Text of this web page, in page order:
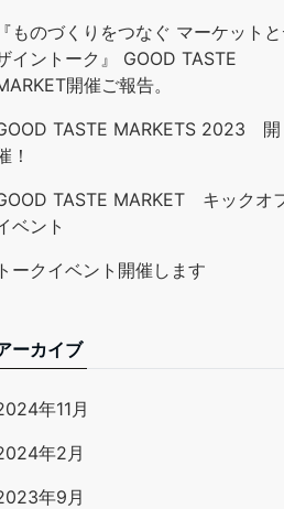
『ものづくりをつなぐ マーケット
イントーク』 GOOD TASTE
開催ご報告。
TASTE MARKETS 2023 開
！
TASTE MARKET キックオ
ベント
トークイベント開催します
ーカイブ
年11月
年2月
年9月